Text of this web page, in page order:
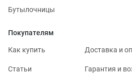
Бутылочницы
Покупателям
Как купить Доставка и
Статьи Гарантия и